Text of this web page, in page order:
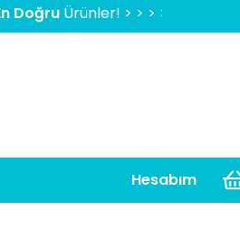
Ürünler! > > > > > 2000 TL Üzeri
Hesabım